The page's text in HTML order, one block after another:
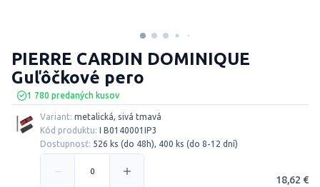
1 780 predaných kusov
PIERRE CARDIN DOMINIQUE
Guľôčkové pero
Variant: metalická, sivá tmavá
Kód produktu:
I B0140001IP3
Dostupnosť: 526 ks (do 48h), 400 ks (do 8-12 dní)
18,62 €